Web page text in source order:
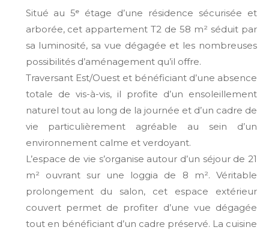
Situé au 5ᵉ étage d’une résidence sécurisée et
arborée, cet appartement T2 de 58 m² séduit par
sa luminosité, sa vue dégagée et les nombreuses
possibilités d’aménagement qu’il offre.
Traversant Est/Ouest et bénéficiant d’une absence
totale de vis-à-vis, il profite d’un ensoleillement
naturel tout au long de la journée et d’un cadre de
vie particulièrement agréable au sein d’un
environnement calme et verdoyant.
L’espace de vie s’organise autour d’un séjour de 21
m² ouvrant sur une loggia de 8 m². Véritable
prolongement du salon, cet espace extérieur
couvert permet de profiter d’une vue dégagée
tout en bénéficiant d’un cadre préservé. La cuisine